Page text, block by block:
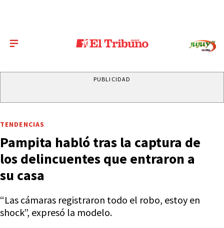
PUBLICIDAD
TENDENCIAS
Pampita habló tras la captura de
los delincuentes que entraron a
su casa
“Las cámaras registraron todo el robo, estoy en
shock”, expresó la modelo.